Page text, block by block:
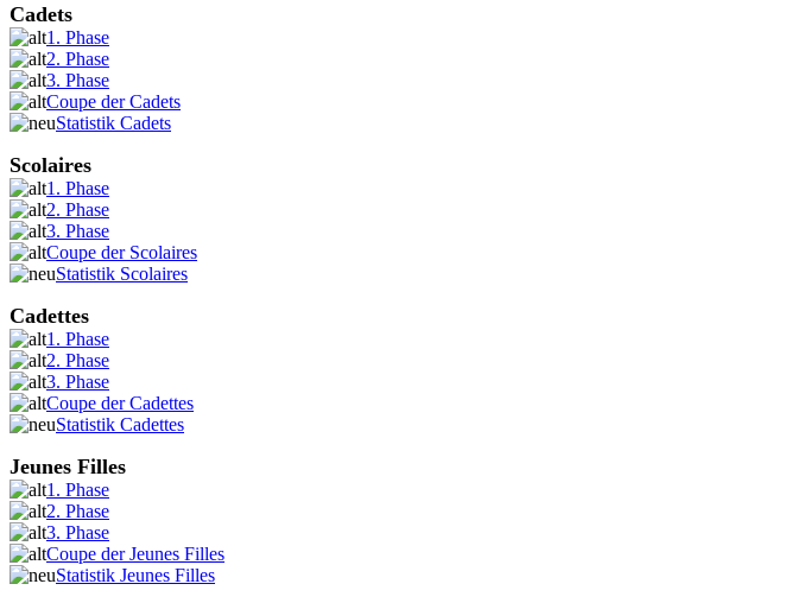
Cadets
1. Phase
2. Phase
3. Phase
Coupe der Cadets
Statistik Cadets
Scolaires
1. Phase
2. Phase
3. Phase
Coupe der Scolaires
Statistik Scolaires
Cadettes
1. Phase
2. Phase
3. Phase
Coupe der Cadettes
Statistik Cadettes
Jeunes Filles
1. Phase
2. Phase
3. Phase
Coupe der Jeunes Filles
Statistik Jeunes Filles